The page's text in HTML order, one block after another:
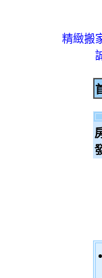
精緻搬